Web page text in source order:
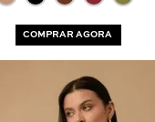
COMPRAR AGORA